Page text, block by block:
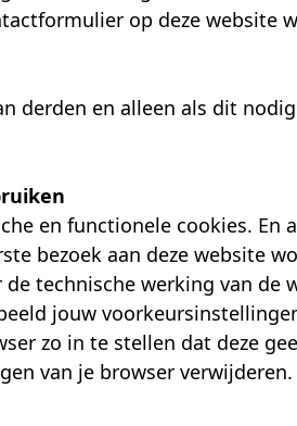
op deze website
derden en alleen als dit
en functionele cookies.
bezoek aan deze website
technische werking van
jouw
zo in te stellen dat deze
van je browser verwijderen.